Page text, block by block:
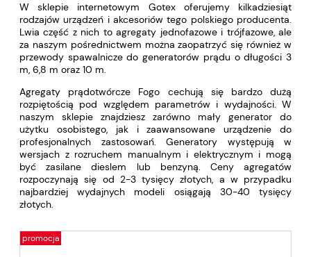
W sklepie internetowym Gotex oferujemy kilkadziesiąt
rodzajów urządzeń i akcesoriów tego polskiego producenta.
Lwia część z nich to agregaty jednofazowe i trójfazowe, ale
za naszym pośrednictwem można zaopatrzyć się również w
przewody spawalnicze do generatorów prądu o długości 3
m, 6,8 m oraz 10 m.
Agregaty prądotwórcze Fogo cechują się bardzo dużą
rozpiętością pod względem parametrów i wydajności. W
naszym sklepie znajdziesz zarówno mały generator do
użytku osobistego, jak i zaawansowane urządzenie do
profesjonalnych zastosowań. Generatory występują w
wersjach z rozruchem manualnym i elektrycznym i mogą
być zasilane dieslem lub benzyną. Ceny agregatów
rozpoczynają się od 2-3 tysięcy złotych, a w przypadku
najbardziej wydajnych modeli osiągają 30-40 tysięcy
złotych.
promocja